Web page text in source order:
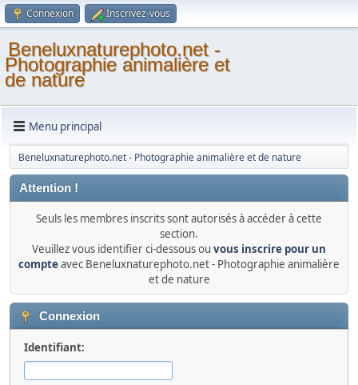
Connexion Inscrivez-vous
Beneluxnaturephoto.net -
Photographie animalière et
de nature
Menu principal
Beneluxnaturephoto.net - Photographie animalière et de nature
Attention !
Seuls les membres inscrits sont autorisés à accéder à cette
section.
Veuillez vous identifier ci-dessous ou vous inscrire pour un
compteavec Beneluxnaturephoto.net - Photographie animalière
et de nature
Connexion
Identifiant: